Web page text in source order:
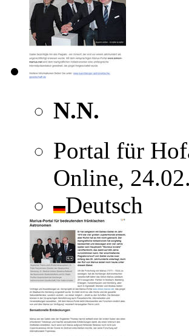
N.N.
Portal für
Online,
Deutsch